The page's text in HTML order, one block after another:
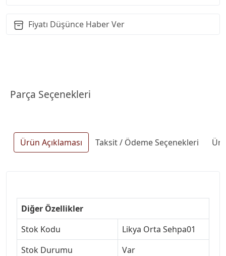
Fiyatı Düşünce Haber Ver
Parça Seçenekleri
Ürün Açıklaması Taksit / Ödeme Seçenekleri
Diğer Özellikler
Stok Kodu
Likya Orta Sehpa01
Stok Durumu
Var